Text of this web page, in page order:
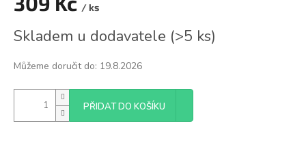
/ ks
cena:
Skladem u dodavatele (>5 ks)
Můžeme doručit do: 19.8.2026
PŘIDAT DO KOŠÍKU